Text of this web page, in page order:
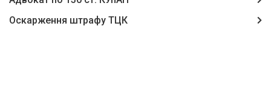
Оскарження штрафу ТЦК